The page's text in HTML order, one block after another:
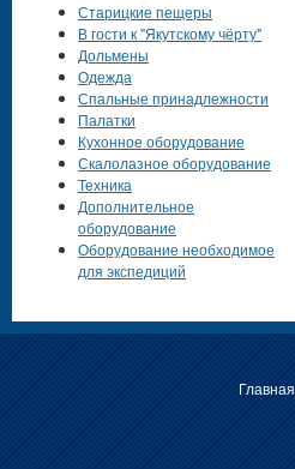
Старицкие пещеры
В гости к "Якутскому чёрту"
Дольмены
Одежда
Спальные принадлежности
Палатки
Кухонное оборудование
Скалолазное оборудование
Техника
Дополнительное
оборудование
Оборудование необходимое
для экспедиций
Главная